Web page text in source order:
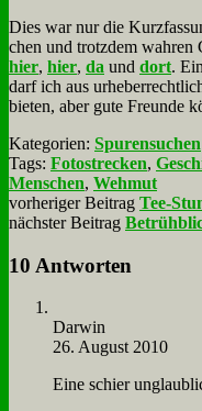
Dies war nur die
chen und trotz­dem wah­ren
hier, hier, da und dort.
darf ich aus
bie­ten, aber gu­te Freun­de
Kategorien: Spurensuchen
Tags: Fotostrecken,
Menschen, Wehmut
vorheriger Beitrag Tee-
nächster Beitrag
10 Antworten
Dar­win
26. August 2010
Ei­ne schier